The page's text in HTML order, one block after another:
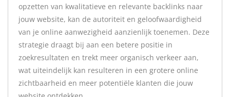
opzetten van kwalitatieve en relevante backlinks naar
jouw website, kan de autoriteit en geloofwaardigheid
van je online aanwezigheid aanzienlijk toenemen. Deze
strategie draagt bij aan een betere positie in
zoekresultaten en trekt meer organisch verkeer aan,
wat uiteindelijk kan resulteren in een grotere online
zichtbaarheid en meer potentiële klanten die jouw